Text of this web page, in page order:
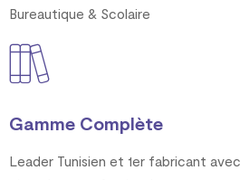
Bureautique & Scolaire
Gamme Complète
Leader Tunisien et 1er fabricant